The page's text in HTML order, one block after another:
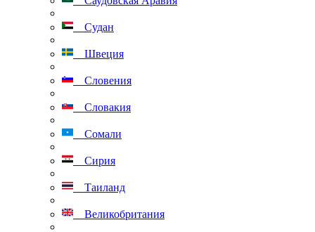
Судан
Швеция
Словения
Словакия
Сомали
Сирия
Таиланд
Великобритания